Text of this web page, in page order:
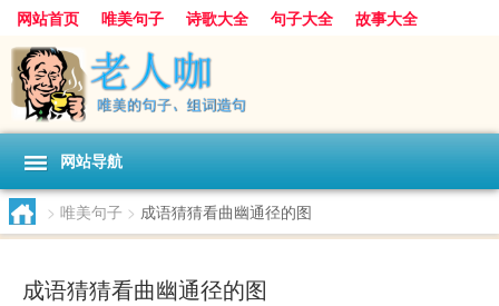
网站首页 唯美句子 诗歌大全 句子大全
故事大全
人生感悟
其他美文 美文欣赏
感人故事
句子分类
网站导航
> 唯美句子 > 成语猜猜看曲幽通径的图
成语猜猜看曲幽通径的图